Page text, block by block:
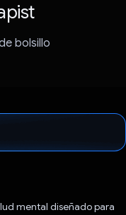
bolsillo
mental diseñado para